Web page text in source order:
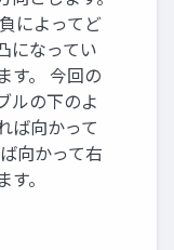
によってど
になってい
す。 今回の
ルの下のよ
ば向かって
向かって右
。